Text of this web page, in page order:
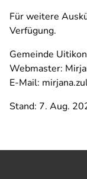
Für weitere
Verfügung.
Gemeinde Uitikon
Webmaster:
E-Mail:
Stand: 7. Aug.